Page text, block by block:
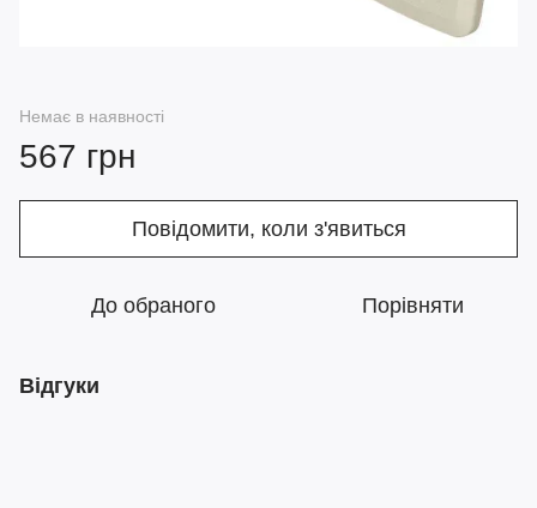
Немає в наявності
567 грн
Повідомити, коли з'явиться
До обраного Порівняти
Відгуки